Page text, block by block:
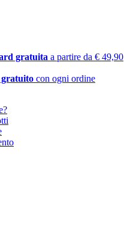
gratuita a partire da € 49,90
gratuito con ogni ordine